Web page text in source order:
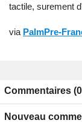
tactile, surement
via PalmPre-
Commentaires
Nouveau